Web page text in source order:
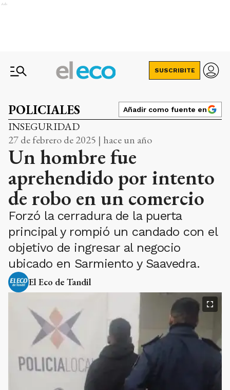
Ads
SUSCRIBITE
POLICIALES Añadir como fuente en
INSEGURIDAD
27 de febrero de 2025 | hace un año
Un hombre fue
aprehendido por intento
de robo en un comercio
Forzó la cerradura de la puerta
principal y rompió un candado con el
objetivo de ingresar al negocio
ubicado en Sarmiento y Saavedra.
El Eco de Tandil